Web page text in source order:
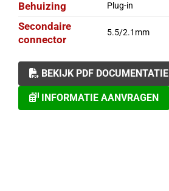
Behuizing Plug-in
Secondaire
connector
5.5/2.1mm
BEKIJK PDF DOCUMENTATIE
INFORMATIE AANVRAGEN